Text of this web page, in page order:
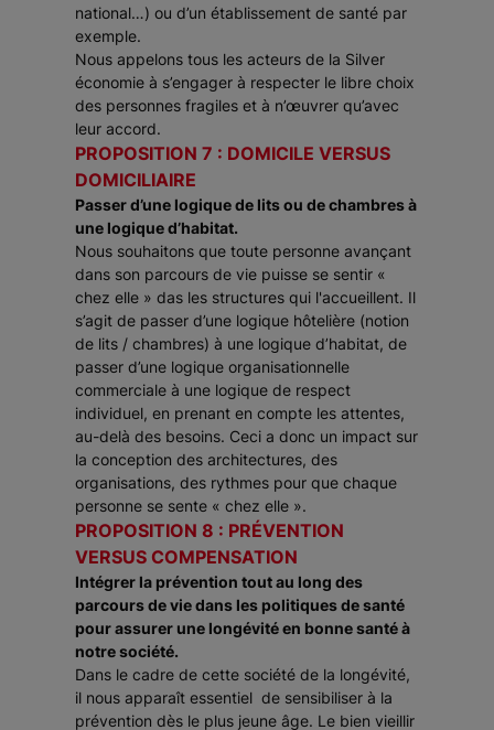
national…) ou d’un établissement de santé par
exemple.
Nous appelons tous les acteurs de la Silver
économie à s’engager à respecter le libre choix
des personnes fragiles et à n’œuvrer qu’avec
leur accord.
PROPOSITION 7 : DOMICILE VERSUS
DOMICILIAIRE
Passer d’une logique de lits ou de chambres à
une logique d’habitat.
Nous souhaitons que toute personne avançant
dans son parcours de vie puisse se sentir «
chez elle » das les structures qui l'accueillent. Il
s’agit de passer d’une logique hôtelière (notion
de lits / chambres) à une logique d’habitat, de
passer d’une logique organisationnelle
commerciale à une logique de respect
individuel, en prenant en compte les attentes,
au-delà des besoins. Ceci a donc un impact sur
la conception des architectures, des
organisations, des rythmes pour que chaque
personne se sente « chez elle ».
PROPOSITION 8 : PRÉVENTION
VERSUS COMPENSATION
Intégrer la prévention tout au long des
parcours de vie dans les politiques de santé
pour assurer une longévité en bonne santé à
notre société.
Dans le cadre de cette société de la longévité,
il nous apparaît essentiel de sensibiliser à la
prévention dès le plus jeune âge. Le bien vieillir